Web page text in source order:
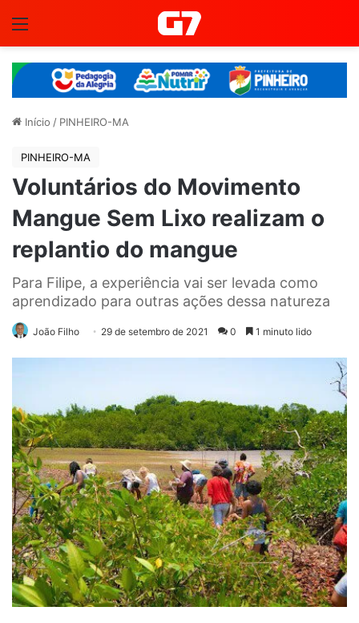
Início / PINHEIRO-MA
PINHEIRO-MA
Voluntários do Movimento
Mangue Sem Lixo realizam o
replantio do mangue
Para Filipe, a experiência vai ser levada como
aprendizado para outras ações dessa natureza
João Filho 29 de setembro de 2021 0 1 minuto lido